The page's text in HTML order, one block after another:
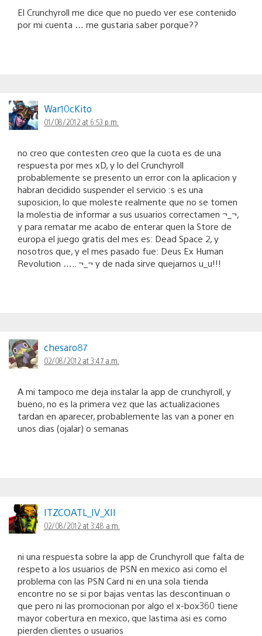
El Crunchyroll me dice que no puedo ver ese contenido
por mi cuenta … me gustaria saber porque??
War10cKito
01/08/2012 at 6:53 p.m.
no creo que contesten creo que la cuota es de una
respuesta por mes xD, y lo del Crunchyroll
probablemente se presento un error con la aplicacion y
habran decidido suspender el servicio :s es una
suposicion, lo que moleste realmente que no se tomen
la molestia de informar a sus usuarios correctamen ¬_¬,
y para rematar me acabo de enterar quen la Store de
europa el juego gratis del mes es: Dead Space 2, y
nosotros que, y el mes pasado fue: Deus Ex Human
Revolution ….. ¬_¬ y de nada sirve quejarnos u_u!!!
chesaro87
02/08/2012 at 3:47 a.m.
A mi tampoco me deja instalar la app de crunchyroll, y
bueno, no es la primera vez que las actualizaciones
tardan en aparecer, probablemente las van a poner en
unos dias (ojalar) o semanas
ITZCOATL_IV_XII
02/08/2012 at 3:48 a.m.
ni una respuesta sobre la app de Crunchyroll que falta de
respeto a los usuarios de PSN en mexico asi como el
problema con las PSN Card ni en una sola tienda
encontre no se si por bajas ventas las descontinuan o
que pero ni las promocionan por algo el x-box360 tiene
mayor cobertura en mexico, que lastima asi es como
pierden clientes o usuarios